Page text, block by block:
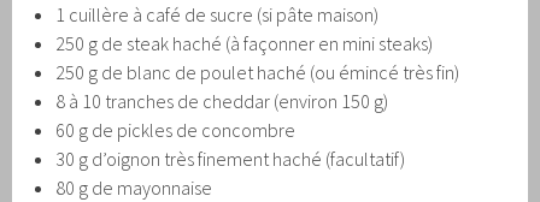
1 cuillère à café de sucre (si pâte maison)
250 g de steak haché (à façonner en mini steaks)
250 g de blanc de poulet haché (ou émincé très fin)
8 à 10 tranches de cheddar (environ 150 g)
60 g de pickles de concombre
30 g d’oignon très finement haché (facultatif)
80 g de mayonnaise